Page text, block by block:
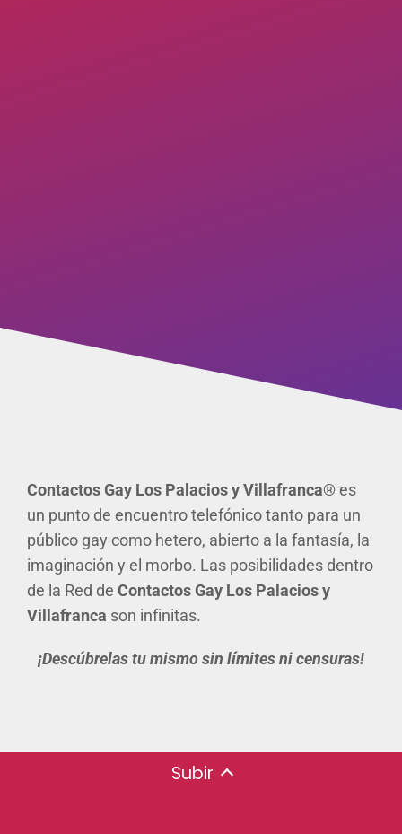
Contactos Gay Los Palacios y Villafranca®es
un punto de encuentro telefónico tanto para un
público gay como hetero, abierto a la fantasía, la
imaginación y el morbo. Las posibilidades dentro
de la Red de Contactos Gay Los Palacios y
Villafranca son infinitas.
¡Descúbrelas tu mismo sin límites ni censuras!
Subir